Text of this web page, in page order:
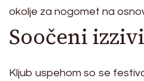
okolje za nogomet na
Soočeni izzivi
Kljub uspehom so se